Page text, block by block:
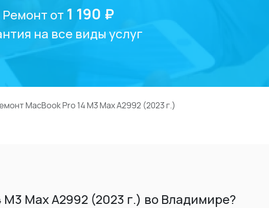
Ремонт от 1 190 ₽
на все виды услуг
MacBook Pro 14 M3 Max A2992 (2023 г.)
Max A2992 (2023 г.) во Владимире?